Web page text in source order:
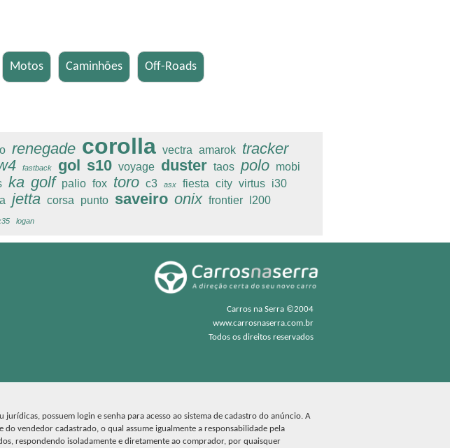
renegade corolla vectra amarok tracker
fastback gol s10 voyage duster taos polo mobi
ka golf palio fox toro c3 asx fiesta city virtus i30
jetta corsa punto saveiro onix frontier l200
logan
Carros na Serra ©2004
www.carrosnaserra.com.br
Todos os direitos reservados
possuem login e senha para acesso ao sistema de cadastro do anúncio. A
vendedor cadastrado, o qual assume igualmente a responsabilidade pela
respondendo isoladamente e diretamente ao comprador, por quaisquer